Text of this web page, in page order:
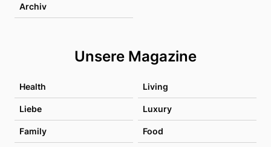
Archiv
Unsere Magazine
Health Living
Liebe Luxury
Family Food